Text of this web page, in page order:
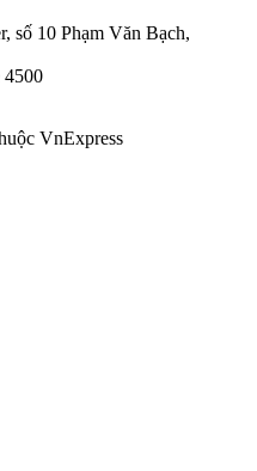
số 10 Phạm Văn Bạch,
4500
VnExpress